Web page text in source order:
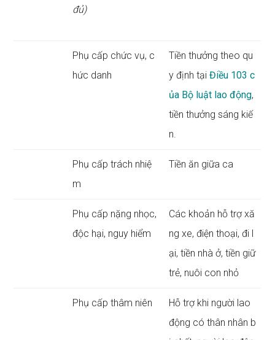
đủ)
Phụ cấp chức vụ, c
hức danh
Tiền thưởng theo qu
y định tạiĐiều 103 c
ủa Bộ luật lao động,
tiền thưởng sáng kiế
n.
Phụ cấp trách nhiệ
m
Tiền ăn giữa ca
Phụ cấp nặng nhọc,
độc hại, nguy hiểm
Các khoản hỗ trợ xă
ng xe, điện thoại, đi l
ại, tiền nhà ở, tiền giữ
trẻ, nuôi con nhỏ
Phụ cấp thâm niên
Hỗ trợ khi người lao
động có thân nhân b